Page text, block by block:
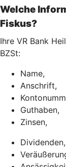
Welche
Fiskus?
Ihre VR Bank
BZSt:
Name,
Anschrift,
Guthaben,
Zinsen,
Dividenden,